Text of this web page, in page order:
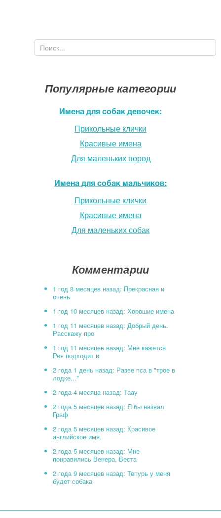
Форма поиска
Поиск
Популярные категории
Имена для собак девочек:
Прикольные клички
Красивые имена
Для маленьких пород
Имена для собак мальчиков:
Прикольные клички
Красивые имена
Для маленьких собак
Комментарии
1 год 8 месяцев назад: Прекрасная и
очень
1 год 10 месяцев назад: Хорошие имена
1 год 11 месяцев назад: Добрый день.
Расскажу про
1 год 11 месяцев назад: Мне кажется
Рея подходит и
2 года 1 день назад: Разве пса в "трое в
лодке..."
2 года 4 месяца назад: Таау
2 года 5 месяцев назад: Я бы назвал
Граф
2 года 5 месяцев назад: Красивое
английское имя.
2 года 5 месяцев назад: Мне
понравились Венера, Веста
2 года 9 месяцев назад: Тепурь у меня
будет собака